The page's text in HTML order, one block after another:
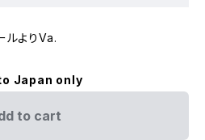
ルよりVa.
Japan only
to cart